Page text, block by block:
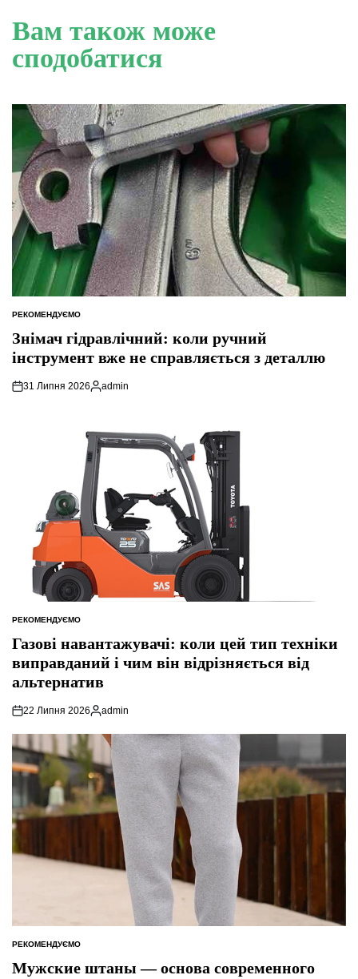
Вам також може
сподобатися
ОПУБЛІКУВАТИ
У
РЕКОМЕНДУЄМО
Знімач гідравлічний: коли ручний
інструмент вже не справляється з деталлю
31 Липня 2026
Опубліковано
admin
ОПУБЛІКУВАТИ
У
РЕКОМЕНДУЄМО
Газові навантажувачі: коли цей тип техніки
виправданий і чим він відрізняється від
альтернатив
22 Липня 2026
Опубліковано
admin
ОПУБЛІКУВАТИ
У
РЕКОМЕНДУЄМО
Мужские штаны — основа современного